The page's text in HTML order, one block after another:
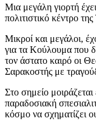
Μια μεγάλη γιορτή
πολιτιστικό κέντρο
Μικροί και μεγάλοι,
για τα Κούλουμα που
τον άστατο καιρό οι
Σαρακοστής με
Στο σημείο
παραδοσιακή
κόσμο να σχηματίζει